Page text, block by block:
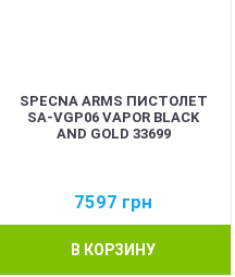
SPECNA ARMS ПИСТОЛЕТ
SA-VGP06 VAPOR BLACK
AND GOLD 33699
7597 грн
В КОРЗИНУ